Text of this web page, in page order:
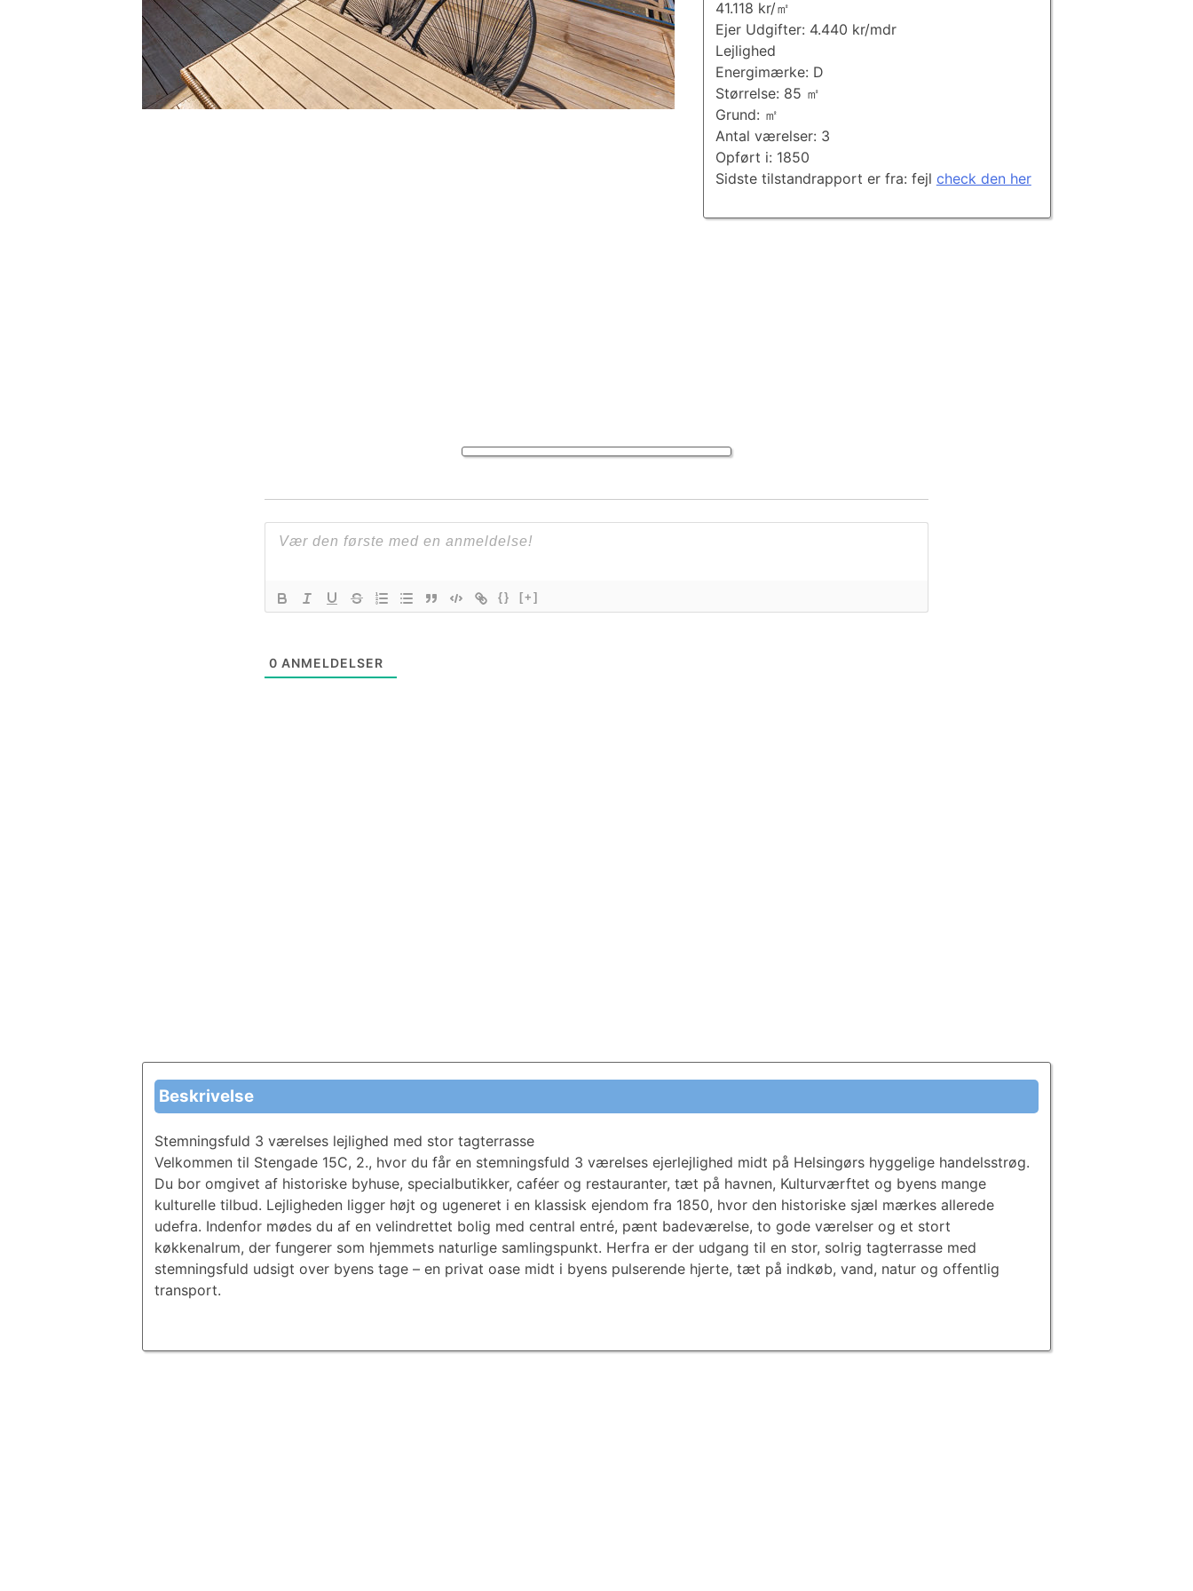
{} [+]
0 ANMELDELSER
Beskrivelse
Stemningsfuld 3 værelses lejlighed med stor tagterrasse
Velkommen til Stengade 15C, 2., hvor du får en stemningsfuld 3 værelses ejerlejlighed midt på Helsingørs hyggelige handelsstrøg.
Du bor omgivet af historiske byhuse, specialbutikker, caféer og restauranter, tæt på havnen, Kulturværftet og byens mange
kulturelle tilbud. Lejligheden ligger højt og ugeneret i en klassisk ejendom fra 1850, hvor den historiske sjæl mærkes allerede
udefra. Indenfor mødes du af en velindrettet bolig med central entré, pænt badeværelse, to gode værelser og et stort
køkkenalrum, der fungerer som hjemmets naturlige samlingspunkt. Herfra er der udgang til en stor, solrig tagterrasse med
stemningsfuld udsigt over byens tage – en privat oase midt i byens pulserende hjerte, tæt på indkøb, vand, natur og offentlig
transport.
41.118 kr/㎡
Ejer Udgifter: 4.440 kr/mdr
Lejlighed
Energimærke: D
Størrelse: 85 ㎡
Grund: ㎡
Antal værelser: 3
Opført i: 1850
Sidste tilstandrapport er fra: fejl check den her